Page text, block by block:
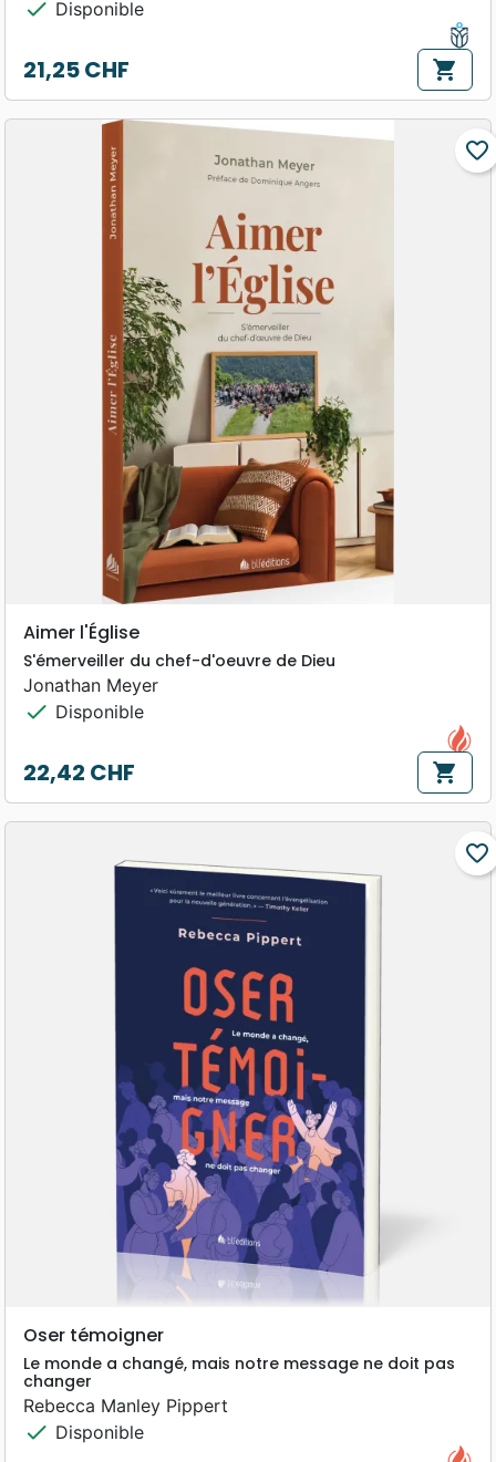
check Disponible
Prix
21,25 CHF shopping_cart
favorite_border
Aimer l'Église
S'émerveiller du chef-d'oeuvre de Dieu
Jonathan Meyer
check Disponible
Prix
22,42 CHF shopping_cart
favorite_border
Oser témoigner
Le monde a changé, mais notre message ne doit pas
changer
Rebecca Manley Pippert
check Disponible